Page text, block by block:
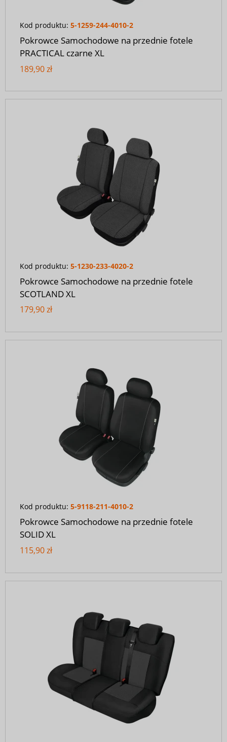
Kod produktu: 5-1259-244-4010-2
Pokrowce Samochodowe na przednie fotele
PRACTICAL czarne XL
189,90 zł
Kod produktu: 5-1230-233-4020-2
Pokrowce Samochodowe na przednie fotele
SCOTLAND XL
179,90 zł
Kod produktu: 5-9118-211-4010-2
Pokrowce Samochodowe na przednie fotele
SOLID XL
115,90 zł